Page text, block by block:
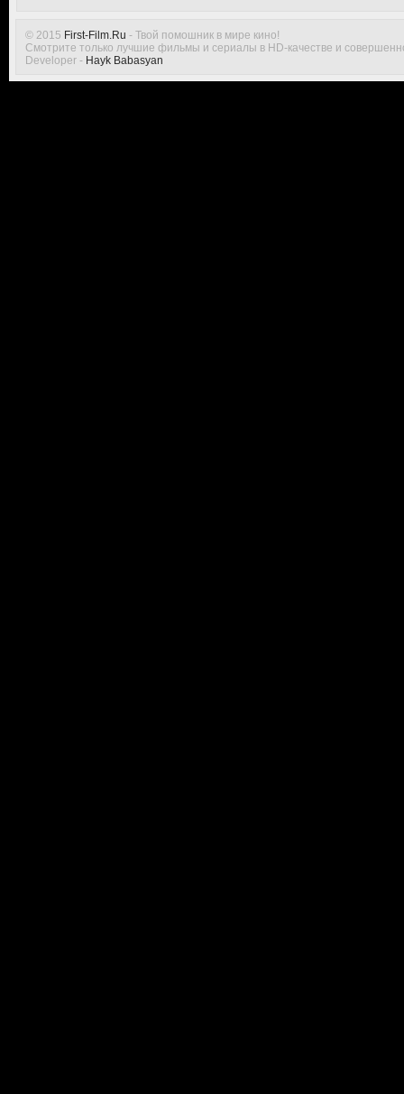
© 2015 First-Film.Ru - Твой помошник в мире кино!
Смотрите только лучшие фильмы и сериалы в HD-качестве и
Developer - Hayk Babasyan